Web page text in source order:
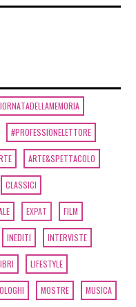
#PROFESSIONELETTORE
ARTE&SPETTACOLO
CLASSICI
EXPAT FILM
INEDITI INTERVISTE
LIFESTYLE
MOSTRE MUSICA